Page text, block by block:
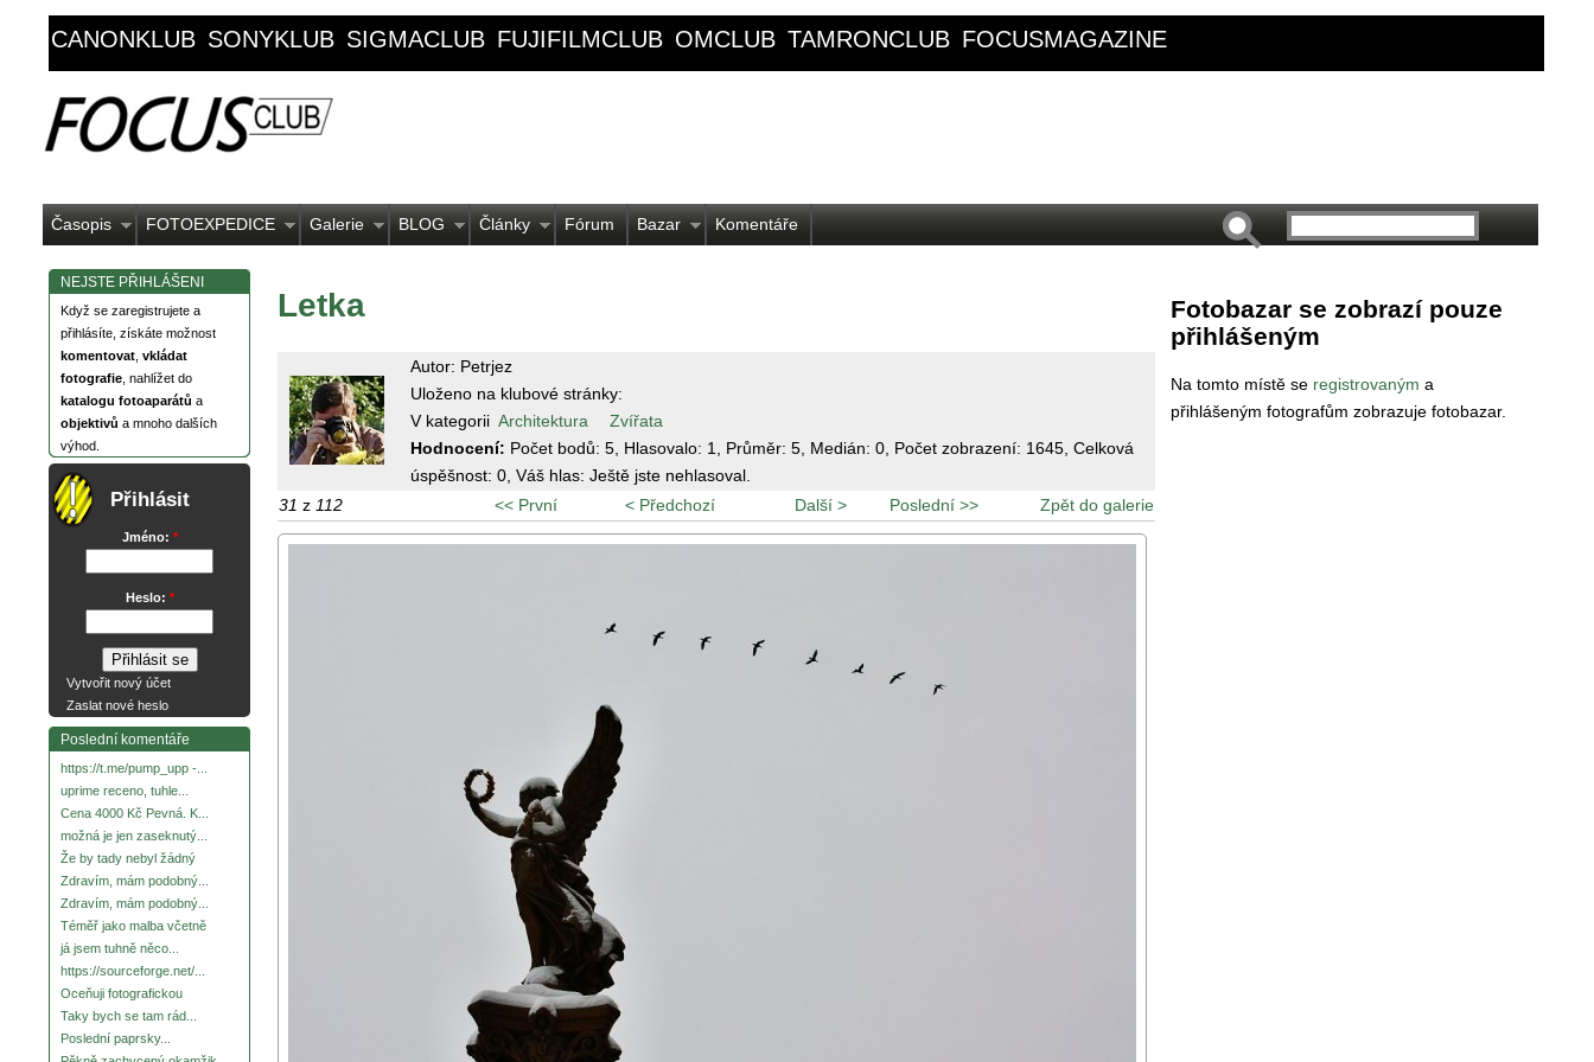
CANONKLUB SONYKLUB SIGMACLUB FUJIFILMCLUB OMCLUB TAMRONCLUB FOCUSMAGAZINE
Časopis FOTOEXPEDICE Galerie BLOG Články Fórum Bazar Komentáře
NEJSTE PŘIHLÁŠENI
Když se zaregistrujete a
přihlásíte, získáte možnost
komentovat vkládat
fotografie , nahlížet do
katalogu fotoaparátů a
objektivů a mnoho dalších
výhod.
Přihlásit
Jméno: *
Heslo: *
Vytvořit nový účet
Zaslat nové heslo
Poslední komentáře
https://t.me/pump_upp -...
uprime receno, tuhle...
Cena 4000 Kč Pevná. K...
možná je jen zaseknutý...
Že by tady nebyl žádný
Zdravím, mám podobný...
Zdravím, mám podobný...
Téměř jako malba včetně
já jsem tuhně něco...
https://sourceforge.net/...
Oceňuji fotografickou
Taky bych se tam rád...
Poslední paprsky...
Letka
Autor: Petrjez
Uloženo na klubové stránky:
V kategorii Architektura
Zvířata
Hodnocení: Počet bodů: 5 , Hlasovalo: 1 , Průměr: 5 , Medián: 0 , Počet zobrazení: 1645 , Celková
úspěšnost: 0 , Váš hlas: Ještě jste nehlasoval.
31 z 112 << První < Předchozí Další > Poslední >> Zpět do galerie
Fotobazar se zobrazí pouze
přihlášeným
Na tomto místě se registrovaným a
přihlášeným fotografům zobrazuje fotobazar.